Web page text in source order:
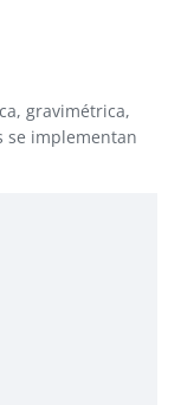
gravimétrica,
se implementan